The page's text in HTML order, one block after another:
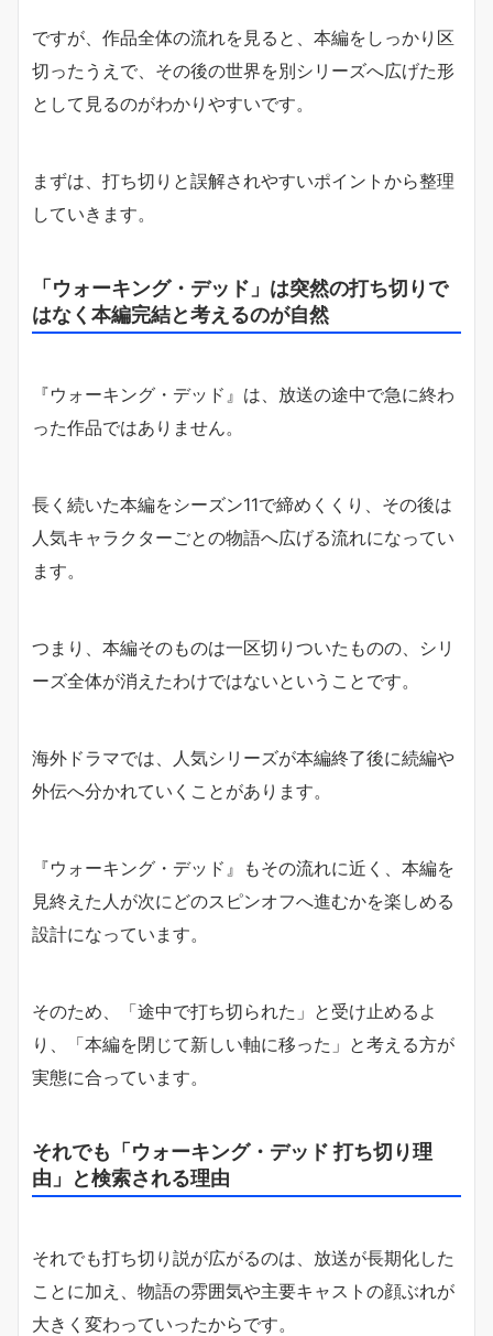
ですが、作品全体の流れを見ると、本編をしっかり区
切ったうえで、その後の世界を別シリーズへ広げた形
として見るのがわかりやすいです。
まずは、打ち切りと誤解されやすいポイントから整理
していきます。
「ウォーキング・デッド」は突然の打ち切りで
はなく本編完結と考えるのが自然
『ウォーキング・デッド』は、放送の途中で急に終わ
った作品ではありません。
長く続いた本編をシーズン11で締めくくり、その後は
人気キャラクターごとの物語へ広げる流れになってい
ます。
つまり、本編そのものは一区切りついたものの、シリ
ーズ全体が消えたわけではないということです。
海外ドラマでは、人気シリーズが本編終了後に続編や
外伝へ分かれていくことがあります。
『ウォーキング・デッド』もその流れに近く、本編を
見終えた人が次にどのスピンオフへ進むかを楽しめる
設計になっています。
そのため、「途中で打ち切られた」と受け止めるよ
り、「本編を閉じて新しい軸に移った」と考える方が
実態に合っています。
それでも「ウォーキング・デッド 打ち切り理
由」と検索される理由
それでも打ち切り説が広がるのは、放送が長期化した
ことに加え、物語の雰囲気や主要キャストの顔ぶれが
大きく変わっていったからです。